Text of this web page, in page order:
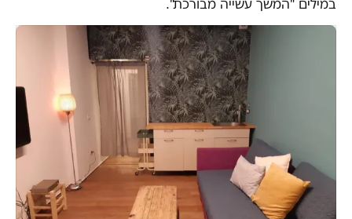
במילים "המשך עשייה מבורכת".